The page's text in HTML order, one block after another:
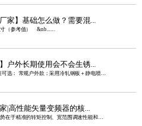
家】基础怎么做？需要混...
寸（参考值） &nb......
户外长期使用会不会生锈...
一、关于生锈问题 箱体材质可选： 常规户外款：采用冷轧钢板＋静电喷塑，双......
|高性能矢量变频器的核...
高性能矢量变频器的核心优势在于精准的转矩控制、宽范围调速性能和强负载适应能力，同......